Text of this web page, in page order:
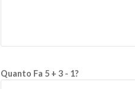
Quanto Fa 5 + 3 - 1?